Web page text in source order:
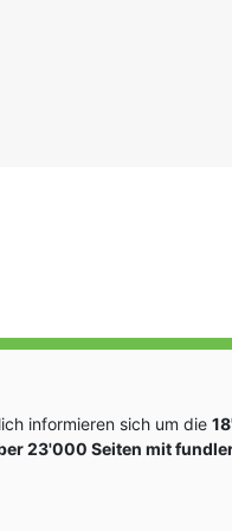
informieren sich um die
23'000 Seiten mit